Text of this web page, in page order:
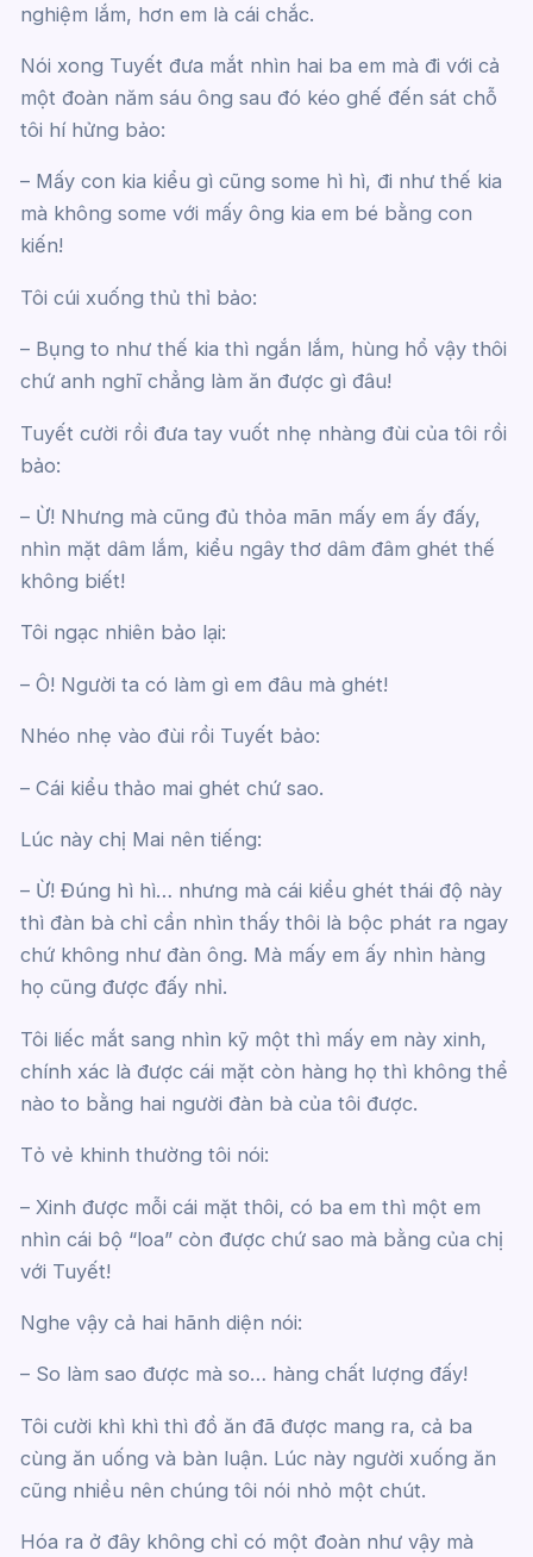
nghiệm lắm, hơn em là cái chắc.
Nói xong Tuyết đưa mắt nhìn hai ba em mà đi với cả
một đoàn năm sáu ông sau đó kéo ghế đến sát chỗ
tôi hí hửng bảo:
– Mấy con kia kiểu gì cũng some hì hì, đi như thế kia
mà không some với mấy ông kia em bé bằng con
kiến!
Tôi cúi xuống thủ thỉ bảo:
– Bụng to như thế kia thì ngắn lắm, hùng hổ vậy thôi
chứ anh nghĩ chẳng làm ăn được gì đâu!
Tuyết cười rồi đưa tay vuốt nhẹ nhàng đùi của tôi rồi
bảo:
– Ừ! Nhưng mà cũng đủ thỏa mãn mấy em ấy đấy,
nhìn mặt dâm lắm, kiểu ngây thơ dâm đâm ghét thế
không biết!
Tôi ngạc nhiên bảo lại:
– Ô! Người ta có làm gì em đâu mà ghét!
Nhéo nhẹ vào đùi rồi Tuyết bảo:
– Cái kiểu thảo mai ghét chứ sao.
Lúc này chị Mai nên tiếng:
– Ừ! Đúng hì hì… nhưng mà cái kiểu ghét thái độ này
thì đàn bà chỉ cần nhìn thấy thôi là bộc phát ra ngay
chứ không như đàn ông. Mà mấy em ấy nhìn hàng
họ cũng được đấy nhỉ.
Tôi liếc mắt sang nhìn kỹ một thì mấy em này xinh,
chính xác là được cái mặt còn hàng họ thì không thể
nào to bằng hai người đàn bà của tôi được.
Tỏ vẻ khinh thường tôi nói:
– Xinh được mỗi cái mặt thôi, có ba em thì một em
nhìn cái bộ “loa” còn được chứ sao mà bằng của chị
với Tuyết!
Nghe vậy cả hai hãnh diện nói:
– So làm sao được mà so… hàng chất lượng đấy!
Tôi cười khì khì thì đồ ăn đã được mang ra, cả ba
cùng ăn uống và bàn luận. Lúc này người xuống ăn
cũng nhiều nên chúng tôi nói nhỏ một chút.
Hóa ra ở đây không chỉ có một đoàn như vậy mà